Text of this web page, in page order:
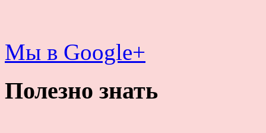
Мы в Google+
Полезно знать